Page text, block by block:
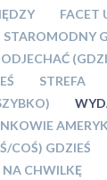
FACET
STAROMODNY
STREFA
COŚ) GDZIEŚ
CHWILKĘ